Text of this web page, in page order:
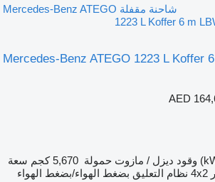
شاحنة مقفلة Mercedes-Benz ATEGO
1223 L Koffer 6 m
Mercedes-Benz ATEGO 1223 L Koffer
AED
وقود ديزل / مازوت حمولة 5,670 كجم
سعة
4x2 نظام التعليق بضغط الهواء/بضغط الهواء